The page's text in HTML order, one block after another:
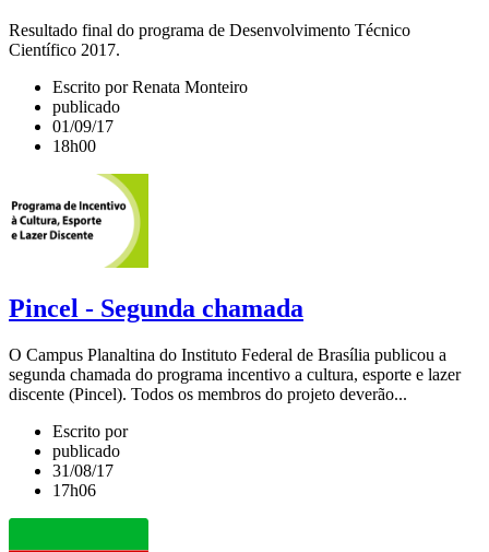
Resultado final do programa de Desenvolvimento Técnico
Científico 2017.
Escrito por Renata Monteiro
publicado
01/09/17
18h00
Pincel - Segunda chamada
O Campus Planaltina do Instituto Federal de Brasília publicou a
segunda chamada do programa incentivo a cultura, esporte e lazer
discente (Pincel). Todos os membros do projeto deverão...
Escrito por
publicado
31/08/17
17h06